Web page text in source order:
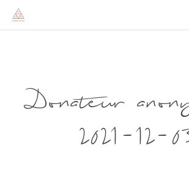
Donateur
2021-12-